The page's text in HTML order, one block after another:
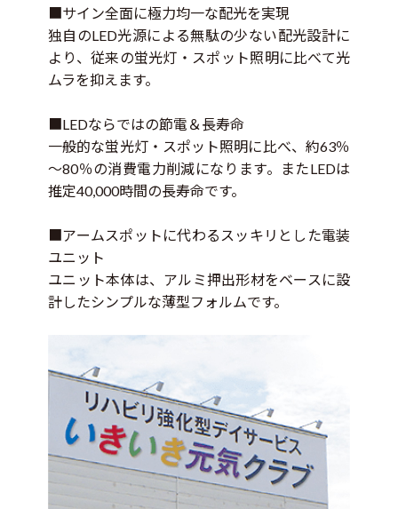
サイン全面に極力均一な配光を実現
独自のLED光源による無駄の少ない配光設計に
より、従来の蛍光灯・スポット照明に比べて光
ムラを抑えます。
LEDならではの節電＆長寿命
一般的な蛍光灯・スポット照明に比べ、約63％
～80％の消費電力削減になります。またLEDは
推定40,000時間の長寿命です。
アームスポットに代わるスッキリとした電装
ユニット
ユニット本体は、アルミ押出形材をベースに設
計したシンプルな薄型フォルムです。